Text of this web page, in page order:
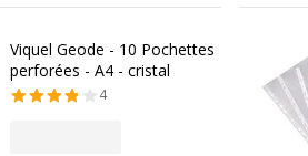
Viquel Geode - 10 Pochettes
perforées - A4 - cristal
4